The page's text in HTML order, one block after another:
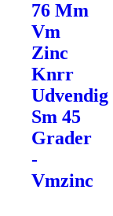
76 Mm
Vm
Zinc
Knrr
Udvendig
Sm 45
Grader
-
Vmzinc